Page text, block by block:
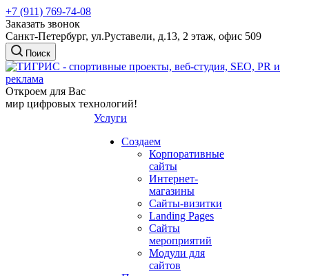
+7 (911) 769-74-08
Заказать звонок
Санкт-Петербург, ул.Руставели, д.13, 2 этаж, офис 509
Поиск
Откроем для Вас
мир цифровых технологий!
Услуги
Создаем
Корпоративные
сайты
Интернет-
магазины
Сайты-визитки
Landing Pages
Сайты
мероприятий
Модули для
сайтов